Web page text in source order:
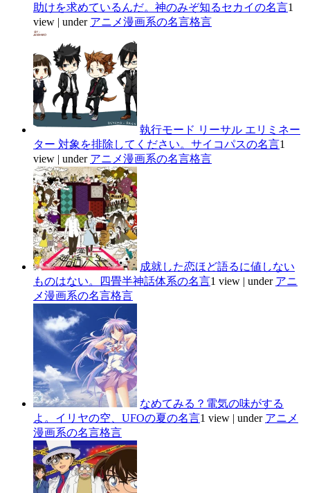
助けを求めているんだ。神のみぞ知るセカイの名言1
view | under アニメ漫画系の名言格言
執行モード リーサル エリミネー
ター 対象を排除してください。サイコパスの名言1
view | under アニメ漫画系の名言格言
成就した恋ほど語るに値しない
ものはない。四畳半神話体系の名言1 view | under アニ
メ漫画系の名言格言
なめてみる？電気の味がする
よ。イリヤの空、UFOの夏の名言1 view | under アニメ
漫画系の名言格言